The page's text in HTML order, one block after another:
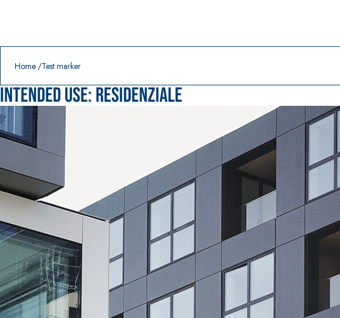
Home Test marker
Intended use:Residenziale
Prodotti in primo piano